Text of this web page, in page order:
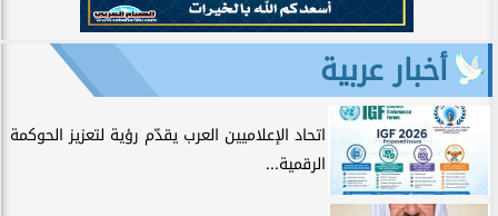
أخبار عربية
اتحاد الإعلاميين العرب يقدّم رؤية لتعزيز الحوكمة
الرقمية...